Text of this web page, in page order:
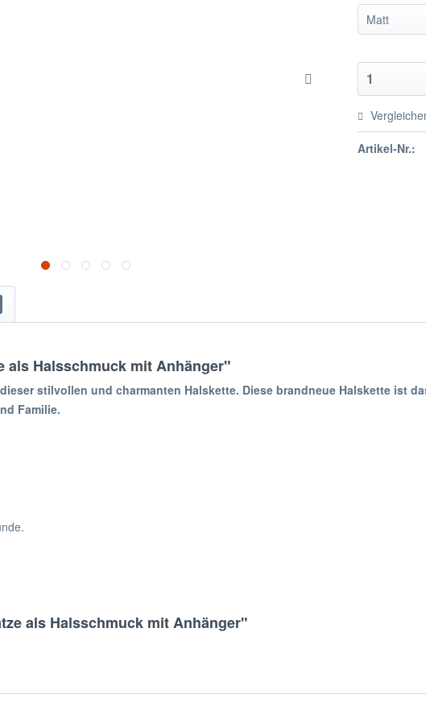
Artikel-Nr.:
als Halsschmuck mit Anhänger"
stilvollen und charmanten Halskette. Diese brandneue Halskette ist
Familie.
als Halsschmuck mit Anhänger"